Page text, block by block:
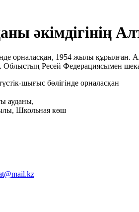
әкімдігінің
орналасқан, 1954 жылы құрылған.
Облыстың Ресей Федерациясымен
шығыс бөлігінде орналасқан
ауданы,
Школьная көш